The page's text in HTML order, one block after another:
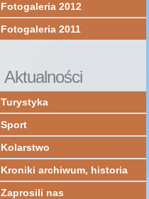
Fotogaleria 2012
Fotogaleria 2011
Aktualności
Turystyka
Sport
Kolarstwo
Kroniki archiwum, historia
Zaprosili nas